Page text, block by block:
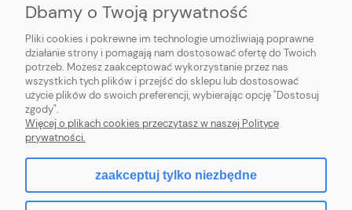
Doniczka produkcyjna 4L 20cm
OK WYSOKA z PODSTAWKĄ - na
iglaki, tuje, róże
6,50 zł Do koszyka
Dbamy o Twoją prywatność
Pliki cookies i pokrewne im technologie umożliwiają poprawne
działanie strony i pomagają nam dostosować ofertę do Twoich
potrzeb. Możesz zaakceptować wykorzystanie przez nas
wszystkich tych plików i przejść do sklepu lub dostosować
użycie plików do swoich preferencji, wybierając opcję "Dostosuj
zgody".
Więcej o plikach cookies przeczytasz w naszej Polityce
prywatności.
zaakceptuj tylko niezbędne